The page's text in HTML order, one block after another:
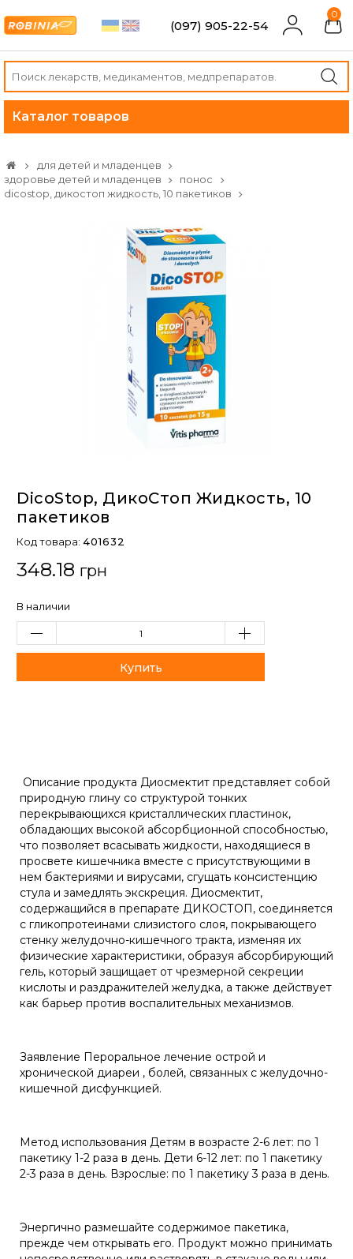
(097) 905-22-54
0
Каталог товаров
для детей и младенцев
здоровье детей и младенцев
понос
dicostop, дикостоп жидкость, 10 пакетиков
DicoStop, ДикоСтоп Жидкость, 10
пакетиков
Код товара: 401632
348.18 грн
В наличии
Описание продукта Диосмектит представляет собой
природную глину со структурой тонких
перекрывающихся кристаллических пластинок,
обладающих высокой абсорбционной способностью,
что позволяет всасывать жидкости, находящиеся в
просвете кишечника вместе с присутствующими в
нем бактериями и вирусами, сгущать консистенцию
стула и замедлять экскреция. Диосмектит,
содержащийся в препарате ДИКОСТОП, соединяется
с гликопротеинами слизистого слоя, покрывающего
стенку желудочно-кишечного тракта, изменяя их
физические характеристики, образуя абсорбирующий
гель, который защищает от чрезмерной секреции
кислоты и раздражителей желудка, а также действует
как барьер против воспалительных механизмов.
Заявление Пероральное лечение острой и
хронической диареи , болей, связанных с желудочно-
кишечной дисфункцией.
Метод использования Детям в возрасте 2-6 лет: по 1
пакетику 1-2 раза в день. Дети 6-12 лет: по 1 пакетику
2-3 раза в день. Взрослые: по 1 пакетику 3 раза в день.
Энергично размешайте содержимое пакетика,
прежде чем открывать его. Продукт можно принимать